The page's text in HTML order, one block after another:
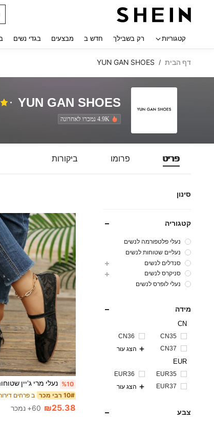
קטגוריות רק בשבילך חדש ב מבצעים בגדי נשים
דף הבית /
YUN GAN SHOES
YUN GAN SHOES
4.9K נמכרו לאחרונה
פריט פרומו ביקורות
סינון
קטגוריה
נעלי פלטפורמה לנשים
נעליים שטוחות לנשים
סנדלים לנשים
סניקרס לנשים
נעלי לופרס לנשים
מידה
CN
CN35
CN36
CN37
הצג עור
EUR
EUR35
EUR36
EUR37
הצג עור
צבע
%10
10# רבי מכר ב פרחים
₪25.38 60+ נמכר